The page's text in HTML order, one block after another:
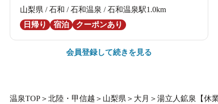
山梨県 / 石和 / 石和温泉 / 石和温泉駅1.0km
日帰り
宿泊 クーポンあり
会員登録して続きを見る
温泉TOP ＞ 北陸・甲信越 ＞ 山梨県 ＞ 大月 ＞ 湯立人鉱泉【休